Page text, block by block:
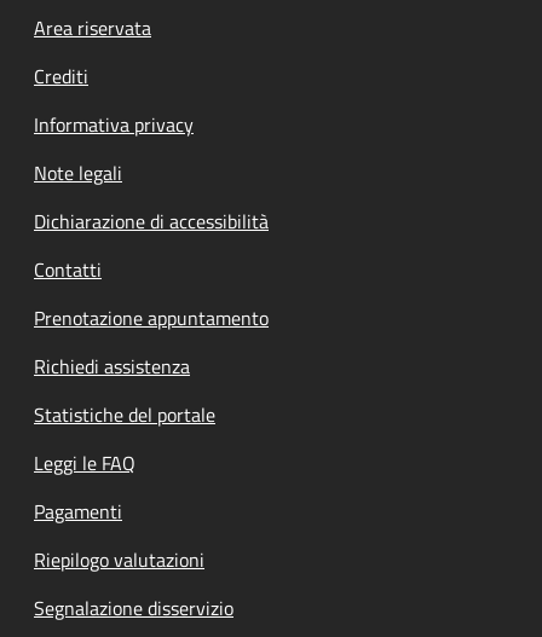
Footer menu
Area riservata
Crediti
Informativa privacy
Note legali
Dichiarazione di accessibilità
Contatti
Prenotazione appuntamento
Richiedi assistenza
Statistiche del portale
Leggi le FAQ
Pagamenti
Riepilogo valutazioni
Segnalazione disservizio